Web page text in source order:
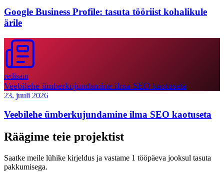
Google Business Profile: tasuta tööriist kohalikule
ärile
redisain
Veebilehe ümberkujundamine ilma SEO kaotuseta
23. juuli 2026
Veebilehe ümberkujundamine ilma SEO kaotuseta
Räägime teie projektist
Saatke meile lühike kirjeldus ja vastame 1 tööpäeva jooksul tasuta
pakkumisega.